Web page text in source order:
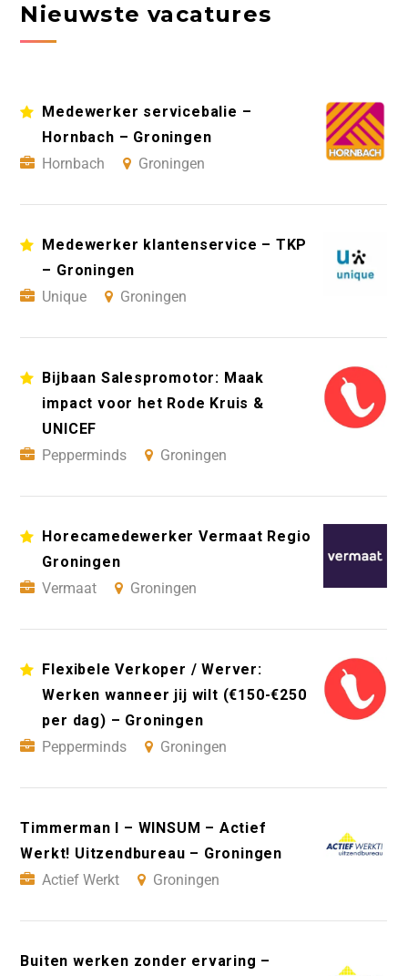
Nieuwste vacatures
Medewerker servicebalie –
Hornbach – Groningen
Hornbach
Groningen
Medewerker klantenservice – TKP
– Groningen
Unique
Groningen
Bijbaan Salespromotor: Maak
impact voor het Rode Kruis &
UNICEF
Pepperminds
Groningen
Horecamedewerker Vermaat Regio
Groningen
Vermaat
Groningen
Flexibele Verkoper / Werver:
Werken wanneer jij wilt (€150-€250
per dag) – Groningen
Pepperminds
Groningen
Timmerman I – WINSUM – Actief
Werkt! Uitzendbureau – Groningen
Actief Werkt
Groningen
Buiten werken zonder ervaring –